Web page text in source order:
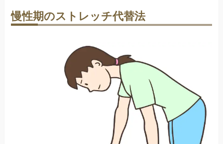
慢性期のストレッチ代替法